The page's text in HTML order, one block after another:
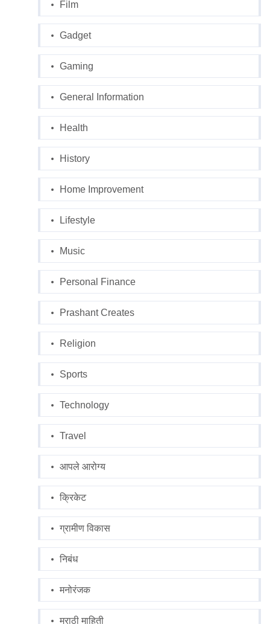
Film
Gadget
Gaming
General Information
Health
History
Home Improvement
Lifestyle
Music
Personal Finance
Prashant Creates
Religion
Sports
Technology
Travel
आपले आरोग्य
क्रिकेट
ग्रामीण विकास
निबंध
मनोरंजक
मराठी माहिती